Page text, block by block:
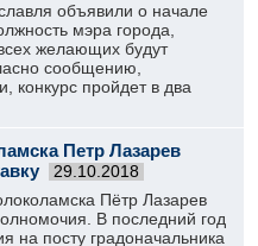
объявили о начале
мэра города,
желающих будут
сообщению,
конкурс пройдет в два
Петр Лазарев
29.10.2018
Пётр Лазарев
В последний год
на посту градоначальника